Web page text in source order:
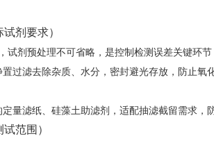
剂要求）
剂预处理不可省略，是控制检测误差关键环节
过滤去除杂质、水分，密封避光存放，防止氧
量滤纸、硅藻土助滤剂，适配抽滤截留需求，
范围）